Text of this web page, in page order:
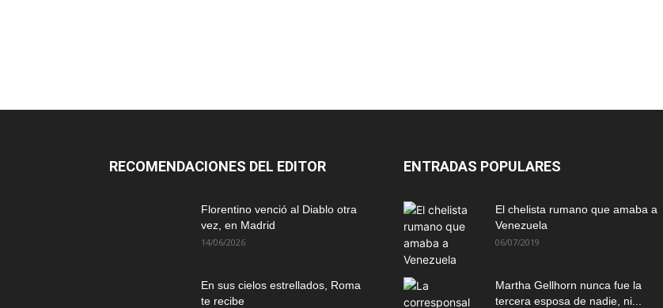
RECOMENDACIONES DEL EDITOR
Florentino venció al Diablo otra
vez, en Madrid
14/06/2026
En sus cielos estrellados, Roma
te recibe
ENTRADAS POPULARES
El chelista rumano que amaba a
Venezuela
06/07/2019
Martha Gellhorn nunca fue la
tercera esposa de nadie, ni...